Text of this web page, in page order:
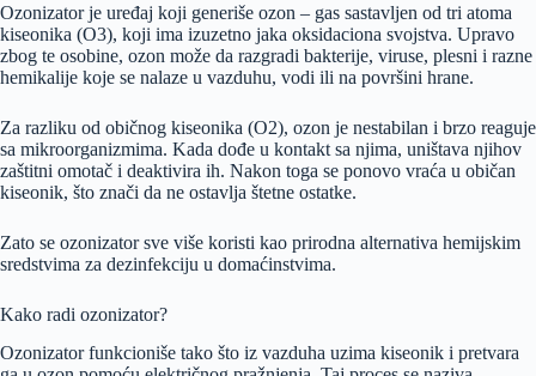
Ozonizator je uređaj koji generiše ozon – gas sastavljen od tri atoma
kiseonika (O3), koji ima izuzetno jaka oksidaciona svojstva. Upravo
zbog te osobine, ozon može da razgradi bakterije, viruse, plesni i razne
hemikalije koje se nalaze u vazduhu, vodi ili na površini hrane.
Za razliku od običnog kiseonika (O2), ozon je nestabilan i brzo reaguje
sa mikroorganizmima. Kada dođe u kontakt sa njima, uništava njihov
zaštitni omotač i deaktivira ih. Nakon toga se ponovo vraća u običan
kiseonik, što znači da ne ostavlja štetne ostatke.
Zato se ozonizator sve više koristi kao prirodna alternativa hemijskim
sredstvima za dezinfekciju u domaćinstvima.
Kako radi ozonizator?
Ozonizator funkcioniše tako što iz vazduha uzima kiseonik i pretvara